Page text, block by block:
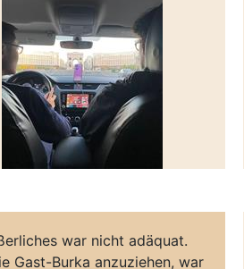
war nicht adäquat.
Gast-Burka anzuziehen, war